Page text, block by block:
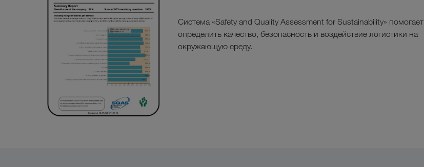
Система «Safety and Quality Assessment for Sustainability» помогает
определить качество, безопасность и воздействие логистики на
окружающую среду.